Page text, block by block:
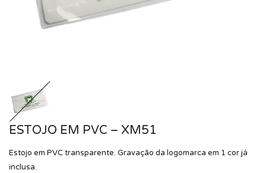
ESTOJO EM PVC – XM51
Estojo em PVC transparente. Gravação da logomarca em 1 cor já
inclusa.